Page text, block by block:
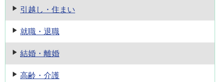
引越し・住まい
就職・退職
結婚・離婚
高齢・介護